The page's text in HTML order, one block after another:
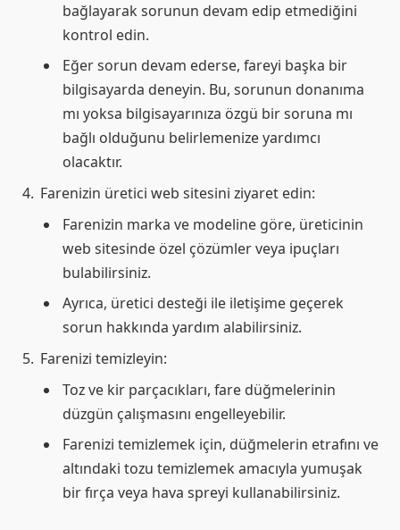
bağlayarak sorunun devam edip etmediğini
kontrol edin.
Eğer sorun devam ederse, fareyi başka bir
bilgisayarda deneyin. Bu, sorunun donanıma
mı yoksa bilgisayarınıza özgü bir soruna mı
bağlı olduğunu belirlemenize yardımcı
olacaktır.
Farenizin üretici web sitesini ziyaret edin:
Farenizin marka ve modeline göre, üreticinin
web sitesinde özel çözümler veya ipuçları
bulabilirsiniz.
Ayrıca, üretici desteği ile iletişime geçerek
sorun hakkında yardım alabilirsiniz.
Farenizi temizleyin:
Toz ve kir parçacıkları, fare düğmelerinin
düzgün çalışmasını engelleyebilir.
Farenizi temizlemek için, düğmelerin etrafını ve
altındaki tozu temizlemek amacıyla yumuşak
bir fırça veya hava spreyi kullanabilirsiniz.